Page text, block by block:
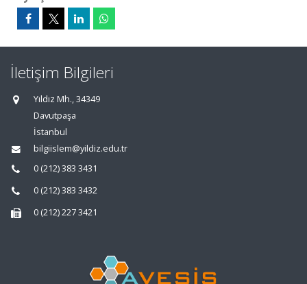
İletişim Bilgileri
Yıldız Mh., 34349
Davutpaşa
İstanbul
bilgiislem@yildiz.edu.tr
0 (212) 383 3431
0 (212) 383 3432
0 (212) 227 3421